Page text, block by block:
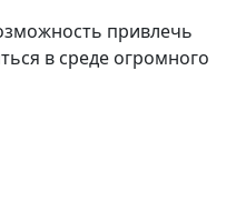
привлечь
в среде огромного